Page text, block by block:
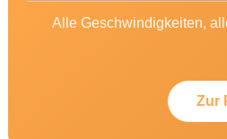
Alle Geschwindigkeiten,
Zur